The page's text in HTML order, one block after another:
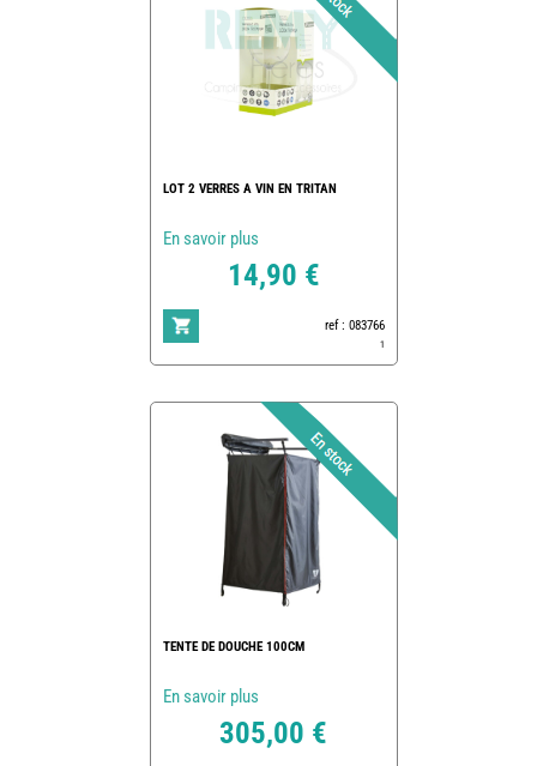
LOT 2 VERRES A VIN EN TRITAN
En savoir plus
14,90 €
ref : 083766
1
TENTE DE DOUCHE 100CM
En savoir plus
305,00 €